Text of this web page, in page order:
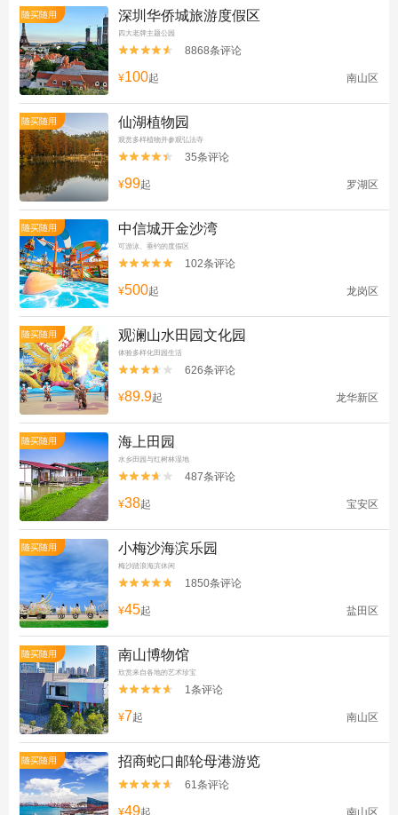
随买随用 深圳华侨城旅游度假区
四大老牌主题公园

 8868条评论
¥100起 南山区
随买随用 仙湖植物园
观赏多样植物并参观弘法寺

 35条评论
¥99起 罗湖区
随买随用 中信城开金沙湾
可游泳、垂钓的度假区

 102条评论
¥500起 龙岗区
随买随用 观澜山水田园文化园
体验多样化田园生活

 626条评论
¥89.9起 龙华新区
随买随用 海上田园
水乡田园与红树林湿地

 487条评论
¥38起 宝安区
随买随用 小梅沙海滨乐园
梅沙踏浪海滨休闲

 1850条评论
¥45起 盐田区
随买随用 南山博物馆
欣赏来自各地的艺术珍宝

 1条评论
¥7起 南山区
随买随用 招商蛇口邮轮母港游览

 61条评论
¥49起 南山区